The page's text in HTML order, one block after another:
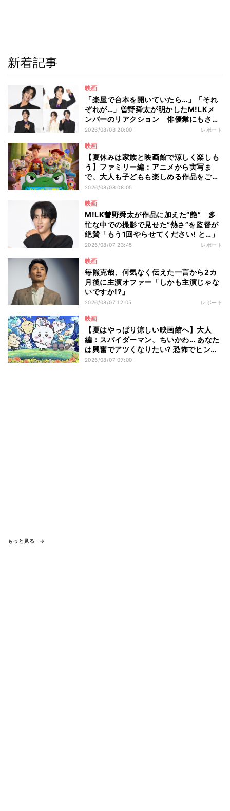
新着記事
映画
「楽屋で台本を開いていたら…」「それ
ぞれが…」曽野舜太が明かしたM!LKメ
ンバーのリアクション 俳優業にもさら
なる意欲
2026/08/08 20:00 レポート
映画
【夏休みは家族と映画館で涼しく楽しも
う】ファミリー編：アニメから実写ま
で、大人も子どもも楽しめる作品をご紹
介 - 編集部が注目する最新映画5選
2026/08/08 08:05
映画
M!LK曽野舜太が作品に加えた“艶” 多
忙な中での撮影で見せた“熱さ”を監督が
絶賛「もう1回やらせてください! と…」
2026/08/07 23:45 レポート
映画
毎熊克哉、何気なく伝えた一言から2カ
月後に主演オファー「しかも主演じゃな
いですか!?」
2026/08/07 12:05 レポート
映画
【夏はやっぱり涼しい映画館へ】大人
編：スパイダーマン、ちいかわ… あなた
は興奮でアツくなりたい? 恐怖でヒンヤ
リしたい? - 編集部が注目する最新映画5
2026/08/07 07:00
もっと見る